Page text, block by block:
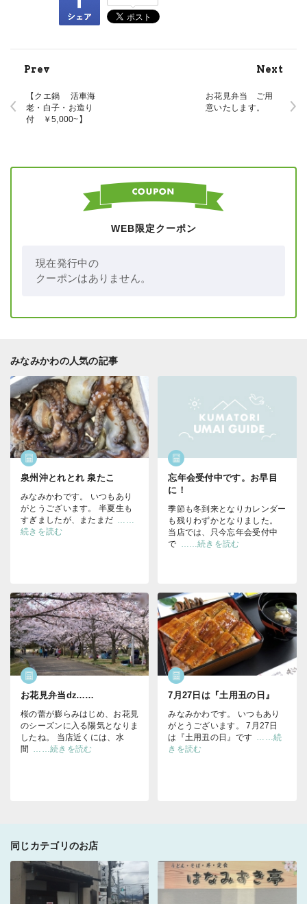
お花見弁当
ご用
意いたします。
Next
【クエ鍋 活車海
老・白子・お造り
付 ￥5,000~】
Prev
WEB限定クーポン
現在発行中の
クーポンはありません。
みなみかわの人気の記事
泉州沖とれとれ 泉たこ
みなみかわです。 いつもあり
がとうございます。 半夏生も
すぎましたが、またまだ ……
続きを読む
忘年会受付中です。お早目
に！
季節も冬到来となりカレンダー
も残りわずかとなりました。
当店では、只今忘年会受付中
で ……続きを読む
お花見弁当ǳ……
桜の蕾が膨らみはじめ、お花見
のシーズンに入る陽気となりま
したね。 当店近くには、水
間 ……続きを読む
7月27日は『土用丑の日』
みなみかわです。 いつもあり
がとうございます。 7月27日
は『土用丑の日』です ……続
きを読む
同じカテゴリのお店